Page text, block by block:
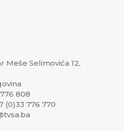
Meše Selimovića 12,
808
(0)33 776 770